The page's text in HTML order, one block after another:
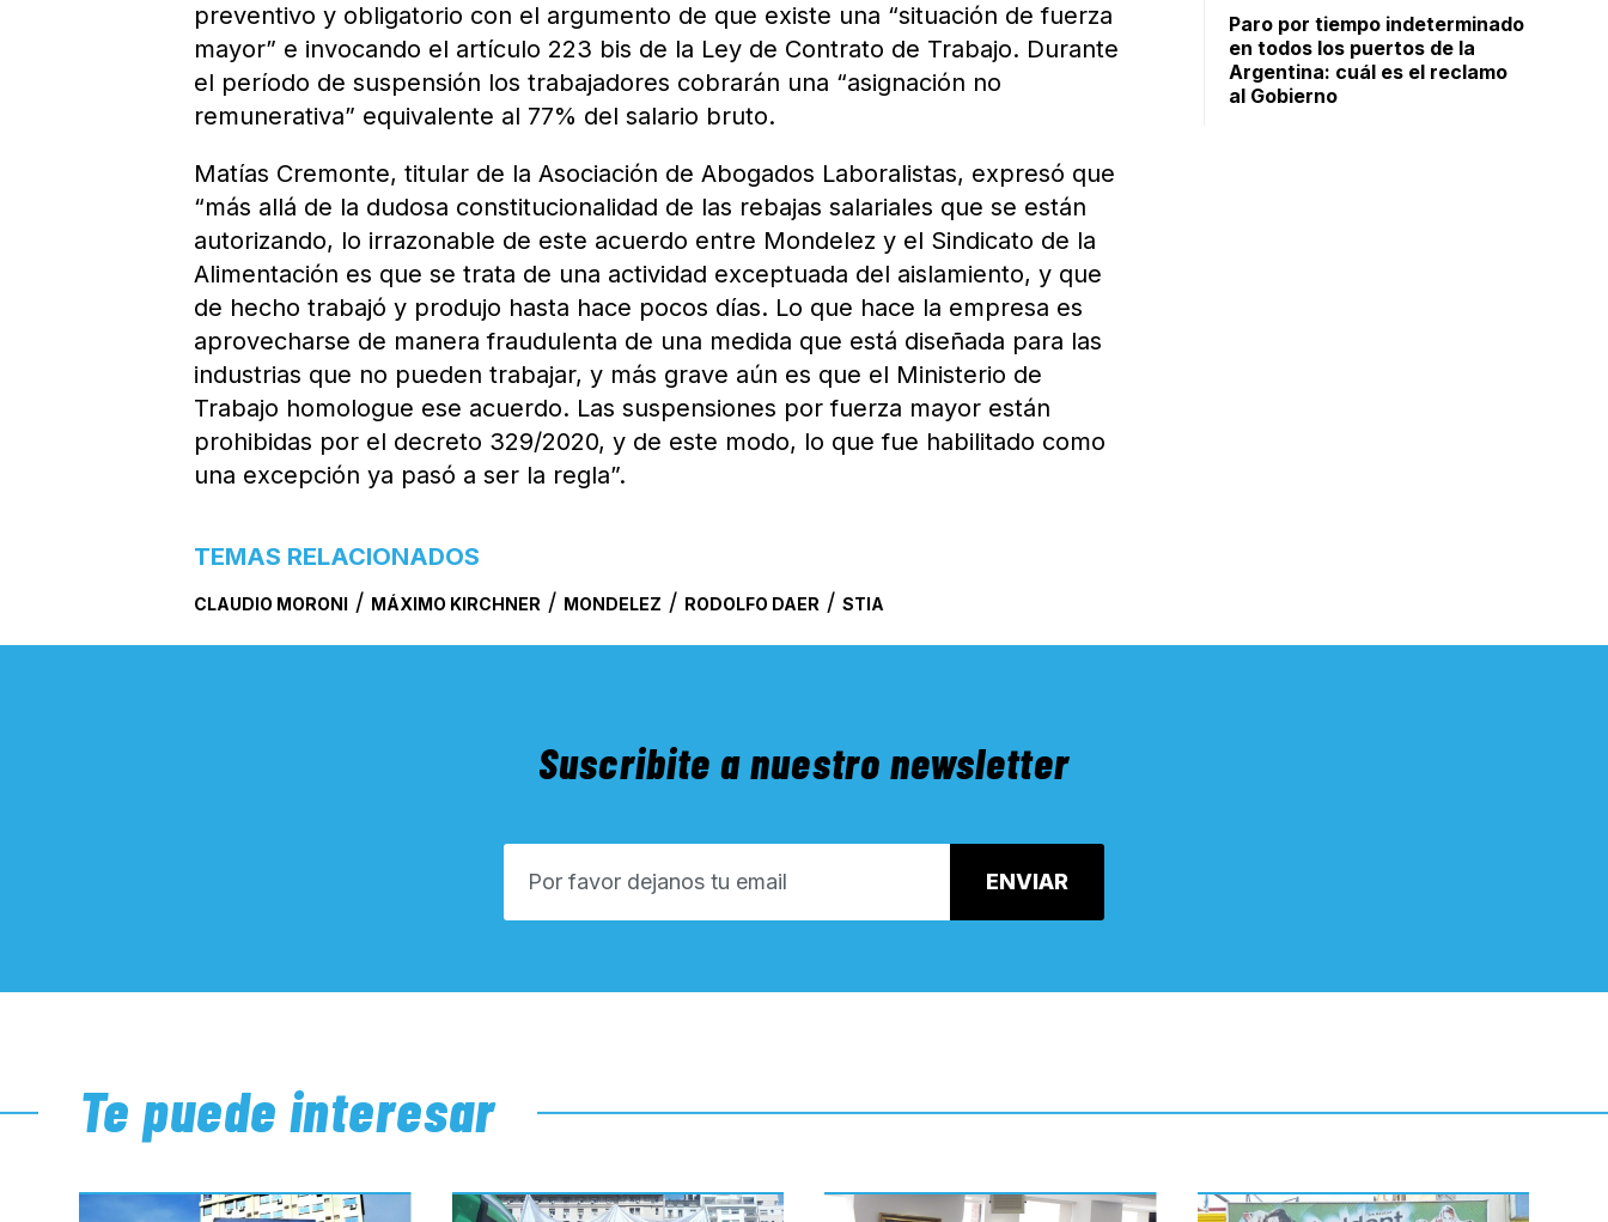
preventivo y obligatorio con el argumento de que existe una “situación de fuerza
mayor” e invocando el artículo 223 bis de la Ley de Contrato de Trabajo. Durante
el período de suspensión los trabajadores cobrarán una “asignación no
remunerativa” equivalente al 77% del salario bruto.
Matías Cremonte, titular de la Asociación de Abogados Laboralistas, expresó que
“más allá de la dudosa constitucionalidad de las rebajas salariales que se están
autorizando, lo irrazonable de este acuerdo entre Mondelez y el Sindicato de la
Alimentación es que se trata de una actividad exceptuada del aislamiento, y que
de hecho trabajó y produjo hasta hace pocos días. Lo que hace la empresa es
aprovecharse de manera fraudulenta de una medida que está diseñada para las
industrias que no pueden trabajar, y más grave aún es que el Ministerio de
Trabajo homologue ese acuerdo. Las suspensiones por fuerza mayor están
prohibidas por el decreto 329/2020, y de este modo, lo que fue habilitado como
una excepción ya pasó a ser la regla”.
TEMAS RELACIONADOS
CLAUDIO MORONI / MÁXIMO KIRCHNER / MONDELEZ / RODOLFO DAER /STIA
Paro por tiempo indeterminado
en todos los puertos de la
Argentina: cuál es el reclamo
al Gobierno
Suscribite a nuestro newsletter
Te puede interesar